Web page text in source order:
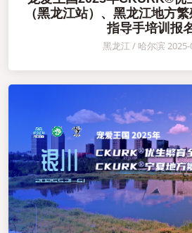
（黑龙江站）、黑龙江地方
指导手培训报
黑龙江 / 哈尔滨 2025-